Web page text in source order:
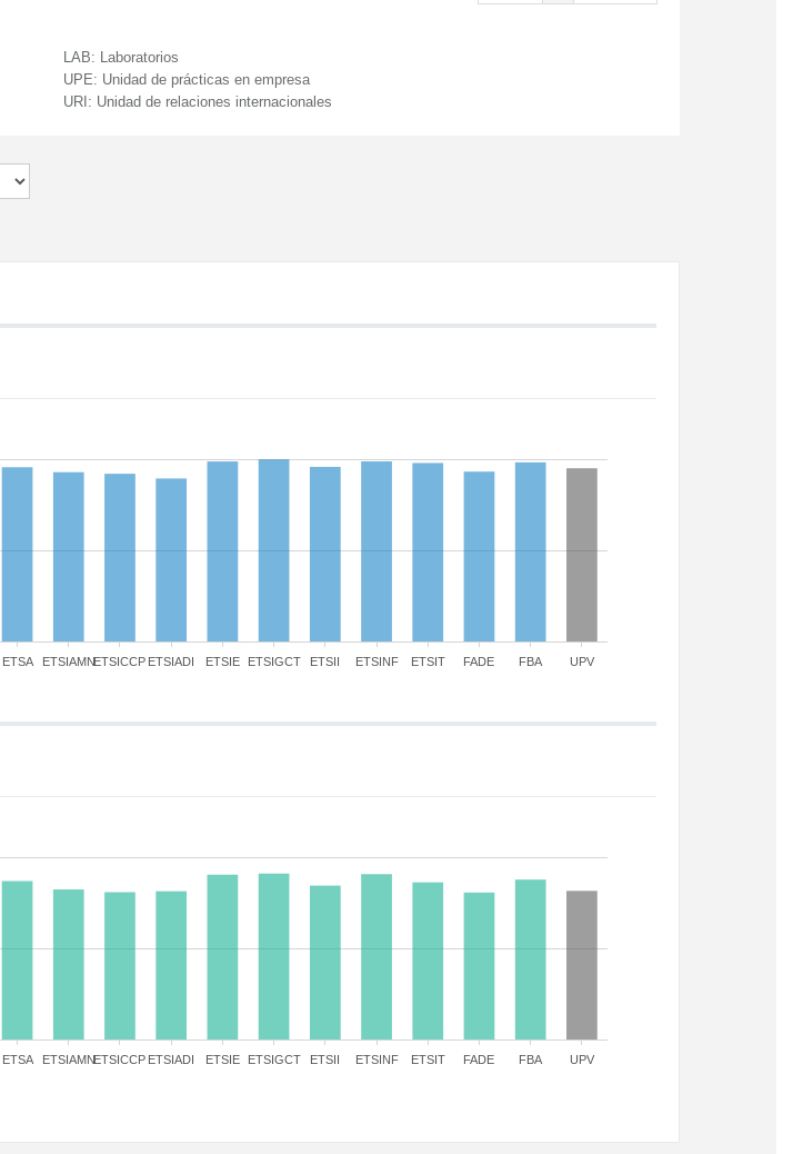
LAB: Laboratorios
UPE: Unidad de prácticas en empresa
URI: Unidad de relaciones internacionales
ETSA ETSIAMNETSICCP ETSIADI ETSIE ETSIGCT ETSII ETSINF ETSIT FADE FBA UPV
ETSA ETSIAMNETSICCP ETSIADI ETSIE ETSIGCT ETSII ETSINF ETSIT FADE FBA UPV